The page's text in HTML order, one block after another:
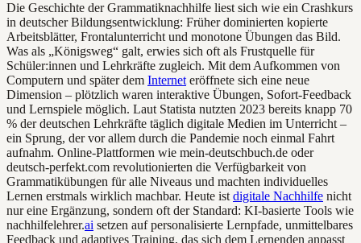
Die Geschichte der Grammatiknachhilfe liest sich wie ein Crashkurs
in deutscher Bildungsentwicklung: Früher dominierten kopierte
Arbeitsblätter, Frontalunterricht und monotone Übungen das Bild.
Was als „Königsweg“ galt, erwies sich oft als Frustquelle für
Schüler:innen und Lehrkräfte zugleich. Mit dem Aufkommen von
Computern und später dem Internet eröffnete sich eine neue
Dimension – plötzlich waren interaktive Übungen, Sofort-Feedback
und Lernspiele möglich. Laut Statista nutzten 2023 bereits knapp 70
% der deutschen Lehrkräfte täglich digitale Medien im Unterricht –
ein Sprung, der vor allem durch die Pandemie noch einmal Fahrt
aufnahm. Online-Plattformen wie mein-deutschbuch.de oder
deutsch-perfekt.com revolutionierten die Verfügbarkeit von
Grammatikübungen für alle Niveaus und machten individuelles
Lernen erstmals wirklich machbar. Heute ist digitale Nachhilfe nicht
nur eine Ergänzung, sondern oft der Standard: KI-basierte Tools wie
nachhilfelehrer.ai setzen auf personalisierte Lernpfade, unmittelbares
Feedback und adaptives Training, das sich dem Lernenden anpasst